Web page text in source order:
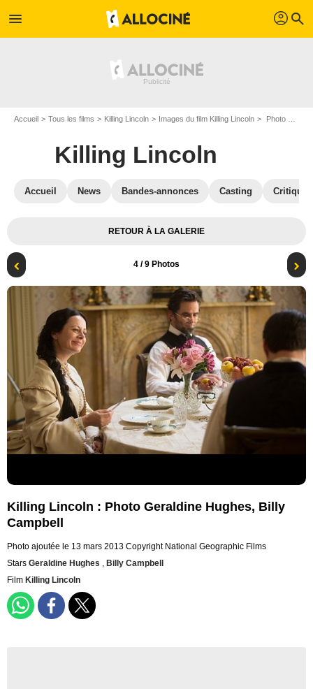
menu profil search
Accueil Tous les films Killing Lincoln Images du film Killing Lincoln Photo du film Killing Lincoln - Photo 4
Killing Lincoln
Accueil News Bandes-annonces Casting
RETOUR À LA GALERIE
4 / 9 Photos
Killing Lincoln : Photo Geraldine Hughes, Billy
Campbell
Photo ajoutée le 13 mars 2013 Copyright National Geographic Films
Stars Geraldine Hughes , Billy Campbell
Film Killing Lincoln